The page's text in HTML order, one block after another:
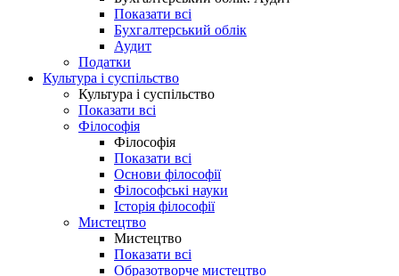
Показати всі
Бухгалтерський облік
Аудит
Податки
Культура і суспільство
Культура і суспільство
Показати всі
Філософія
Філософія
Показати всі
Основи філософії
Філософські науки
Історія філософії
Мистецтво
Мистецтво
Показати всі
Образотворче мистецтво